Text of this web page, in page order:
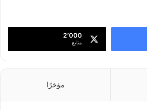
2٬000
متابع
مؤخرًا